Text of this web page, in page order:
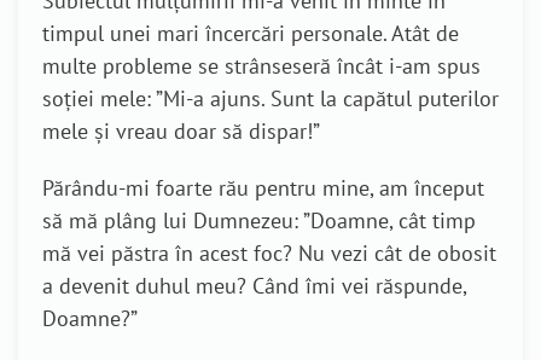
timpul unei mari încercări personale. Atât de
multe probleme se strânseseră încât i-am spus
soției mele: ”Mi-a ajuns. Sunt la capătul puterilor
mele și vreau doar să dispar!”
Părându-mi foarte rău pentru mine, am început
să mă plâng lui Dumnezeu: ”Doamne, cât timp
mă vei păstra în acest foc? Nu vezi cât de obosit
a devenit duhul meu? Când îmi vei răspunde,
Doamne?”